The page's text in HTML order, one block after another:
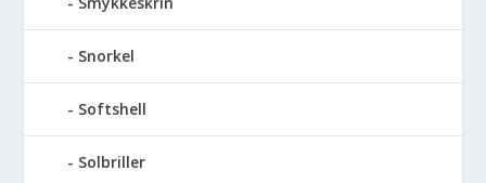
Snorkel
Softshell
Solbriller